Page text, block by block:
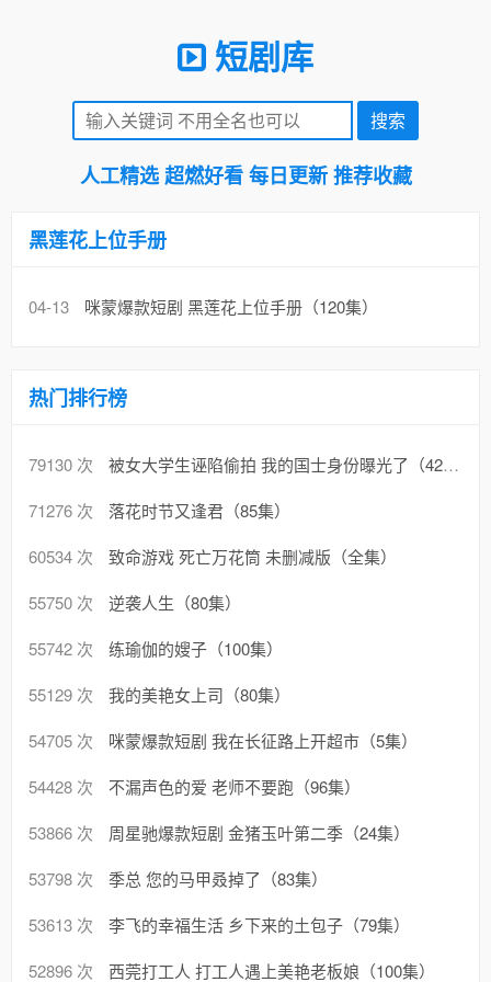
短剧库
人工精选 超燃好看 每日更新 推荐收藏
黑莲花上位手册
04-13 咪蒙爆款短剧 黑莲花上位手册（120集）
热门排行榜
79130 次
被女大学生诬陷偷拍 我的国士身份曝光了（42集）
71276 次
落花时节又逢君（85集）
60534 次
致命游戏 死亡万花筒 未删减版（全集）
55750 次
逆袭人生（80集）
55742 次
练瑜伽的嫂子（100集）
55129 次
我的美艳女上司（80集）
54705 次
咪蒙爆款短剧 我在长征路上开超市（5集）
54428 次
不漏声色的爱 老师不要跑（96集）
53866 次
周星驰爆款短剧 金猪玉叶第二季（24集）
53798 次
季总 您的马甲叒掉了（83集）
53613 次
李飞的幸福生活 乡下来的土包子（79集）
52896 次
西莞打工人 打工人遇上美艳老板娘（100集）